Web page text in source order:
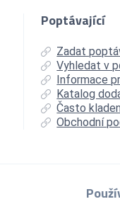
Poptávající
Zadat
Vyhledat v
Informace
Katalog
Často
Obchodní